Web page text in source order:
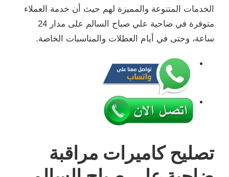
الخدمات المتنوعة والمميزة لهم حيث أن خدمة العملاء
متوفرة في ضاحية علي صباح السالم على مدار 24
ساعة، وحتى في أيام العطلات والمناسبات الخاصة.
تصليح كاميرات مراقبة